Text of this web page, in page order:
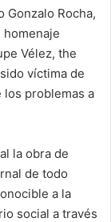
Gonzalo Rocha,
Vélez, the
víctima de
problemas a
la obra de
de todo
a la
social a través